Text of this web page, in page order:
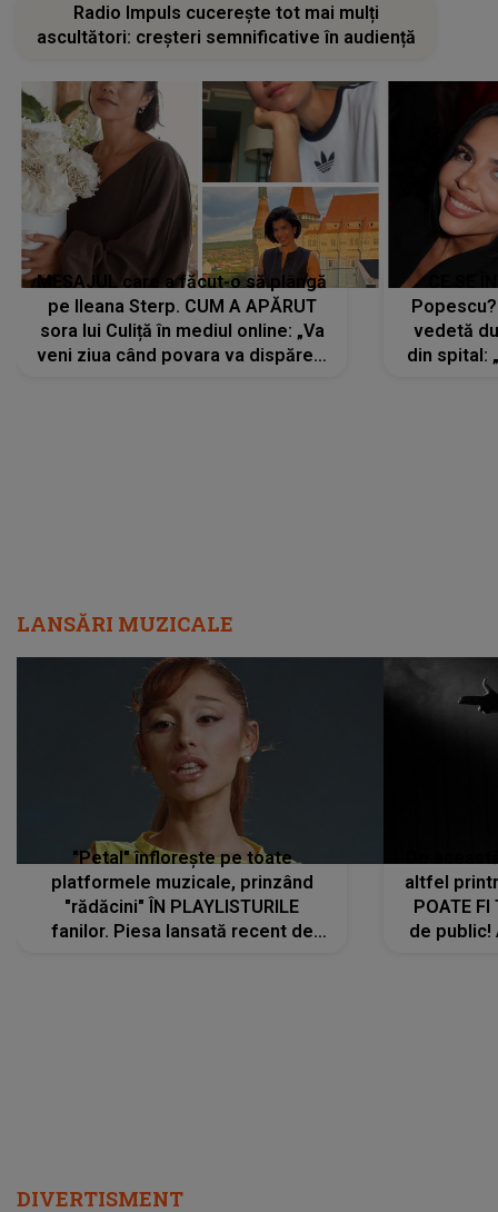
Radio Impuls cucerește tot mai mulți
ascultători: creșteri semnificative în audiență
MESAJUL care a făcut-o să plângă
pe Ileana Sterp. CUM A APĂRUT
sora lui Culiță în mediul online: „Va
veni ziua când povara va dispărea,
vedetă
din spital:
LANSĂRI MUZICALE
"Petal" înflorește pe toate
platformele muzicale, prinzând
"rădăcini" ÎN PLAYLISTURILE
fanilor. Piesa lansată recent de
altfel
POATE FI
de public!
DIVERTISMENT